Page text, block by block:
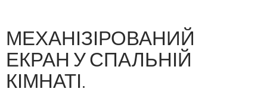
МЕХАНІЗІРОВАНИЙ
ЕКРАН У СПАЛЬНІЙ
КІМНАТІ.